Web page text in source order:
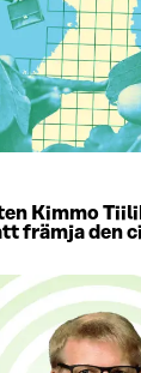
Kimmo
främja den